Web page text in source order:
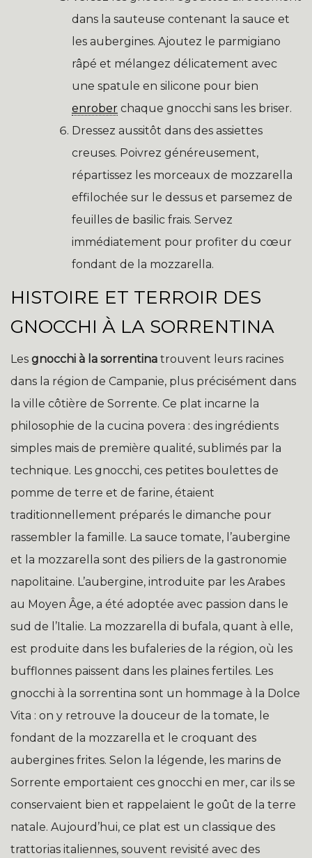
dans la sauteuse contenant la sauce et
les aubergines. Ajoutez le parmigiano
râpé et mélangez délicatement avec
une spatule en silicone pour bien
enrober chaque gnocchi sans les briser.
Dressez aussitôt dans des assiettes
creuses. Poivrez généreusement,
répartissez les morceaux de mozzarella
effilochée sur le dessus et parsemez de
feuilles de basilic frais. Servez
immédiatement pour profiter du cœur
fondant de la mozzarella.
HISTOIRE ET TERROIR DES
GNOCCHI À LA SORRENTINA
Les gnocchi à la sorrentina trouvent leurs racines
dans la région de Campanie, plus précisément dans
la ville côtière de Sorrente. Ce plat incarne la
philosophie de la cucina povera : des ingrédients
simples mais de première qualité, sublimés par la
technique. Les gnocchi, ces petites boulettes de
pomme de terre et de farine, étaient
traditionnellement préparés le dimanche pour
rassembler la famille. La sauce tomate, l’aubergine
et la mozzarella sont des piliers de la gastronomie
napolitaine. L’aubergine, introduite par les Arabes
au Moyen Âge, a été adoptée avec passion dans le
sud de l’Italie. La mozzarella di bufala, quant à elle,
est produite dans les bufaleries de la région, où les
bufflonnes paissent dans les plaines fertiles. Les
gnocchi à la sorrentina sont un hommage à la Dolce
Vita : on y retrouve la douceur de la tomate, le
fondant de la mozzarella et le croquant des
aubergines frites. Selon la légende, les marins de
Sorrente emportaient ces gnocchi en mer, car ils se
conservaient bien et rappelaient le goût de la terre
natale. Aujourd’hui, ce plat est un classique des
trattorias italiennes, souvent revisité avec des